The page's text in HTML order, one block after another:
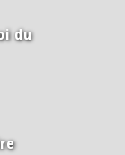
du